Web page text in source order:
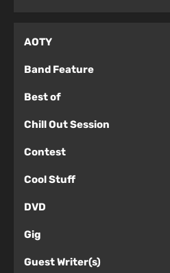
AOTY
Band Feature
Best of
Chill Out Session
Contest
Cool Stuff
DVD
Gig
Guest Writer(s)